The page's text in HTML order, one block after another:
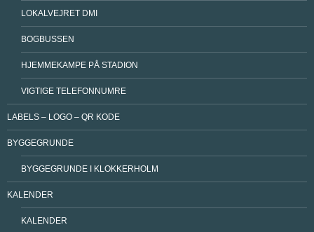
LOKALVEJRET DMI
BOGBUSSEN
HJEMMEKAMPE PÅ STADION
VIGTIGE TELEFONNUMRE
LABELS – LOGO – QR KODE
BYGGEGRUNDE
BYGGEGRUNDE I KLOKKERHOLM
KALENDER
KALENDER